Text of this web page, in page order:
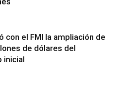
con el FMI la ampliación de
de dólares del
inicial